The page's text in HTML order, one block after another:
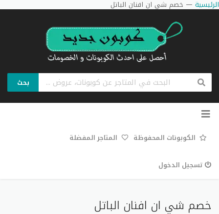
الرئيسية — خصم شي ان افنان الباتل
بحث
تخطي
الكوبونات المحفوظة المتاجر المفضلة
تسجيل الدخول
خصم شي ان افنان الباتل